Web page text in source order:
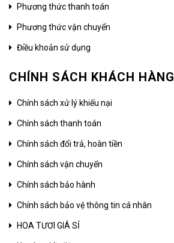
Phương thức thanh toán
Phương thức vận chuyển
Điều khoản sử dụng
CHÍNH SÁCH KHÁCH HÀNG
Chính sách xử lý khiếu nại
Chính sách thanh toán
Chính sách đổi trả, hoàn tiền
Chính sách vận chuyển
Chính sách bảo hành
Chính sách bảo vệ thông tin cá nhân
HOA TƯƠI GIÁ SỈ